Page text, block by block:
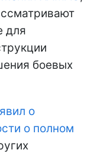
для
боевых
о
о полном